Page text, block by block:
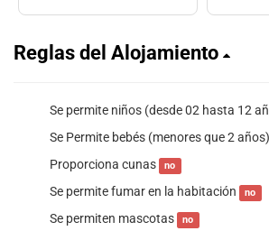
Reglas del Alojamiento
Se permite niños (desde 02 hasta 12
Se Permite bebés (menores que 2 años)
Proporciona cunas no
Se permite fumar en la habitación no
Se permiten mascotas no